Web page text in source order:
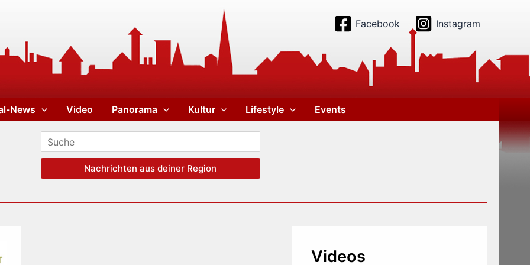
Facebook Instagram
News Video Panorama Kultur Lifestyle Events
Nachrichten aus deiner Region
Videos